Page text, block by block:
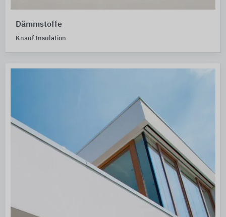
Dämmstoffe
Knauf Insulation